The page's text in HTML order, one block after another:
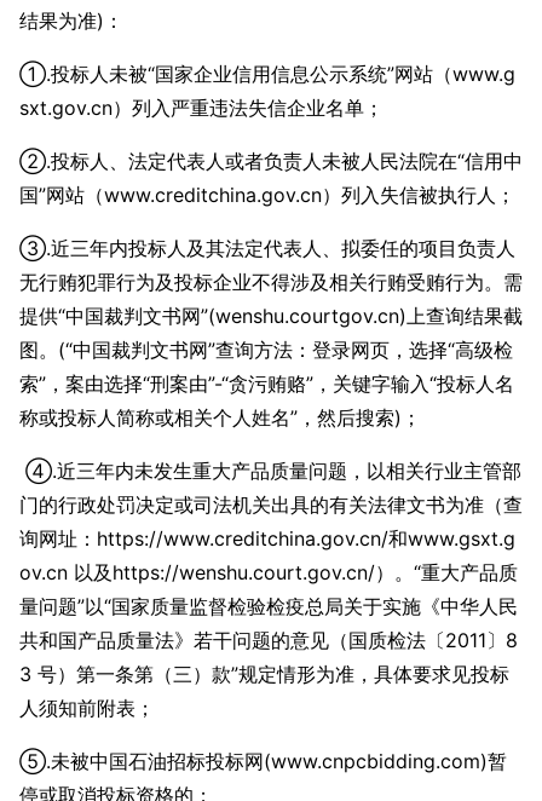
结果为准)：
①.投标人未被“国家企业信用信息公示系统”网站（www.g
sxt.gov.cn）列入严重违法失信企业名单；
②.投标人、法定代表人或者负责人未被人民法院在“信用中
国”网站（www.creditchina.gov.cn）列入失信被执行人；
③.近三年内投标人及其法定代表人、拟委任的项目负责人
无行贿犯罪行为及投标企业不得涉及相关行贿受贿行为。需
提供“中国裁判文书网”(wenshu.courtgov.cn)上查询结果截
图。(“中国裁判文书网”查询方法：登录网页，选择“高级检
索”，案由选择“刑案由”-“贪污贿赂”，关键字输入“投标人名
称或投标人简称或相关个人姓名”，然后搜索)；
④.近三年内未发生重大产品质量问题，以相关行业主管部
门的行政处罚决定或司法机关出具的有关法律文书为准（查
询网址：https://www.creditchina.gov.cn/和www.gsxt.g
ov.cn 以及https://wenshu.court.gov.cn/）。“重大产品质
量问题”以“国家质量监督检验检疫总局关于实施《中华人民
共和国产品质量法》若干问题的意见（国质检法〔2011〕8
3 号）第一条第（三）款”规定情形为准，具体要求见投标
人须知前附表；
⑤.未被中国石油招标投标网(www.cnpcbidding.com)暂
停或取消投标资格的；